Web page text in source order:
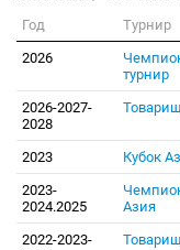
Год Турнир
2026
турнир
2026-2027-
2028
2023 Кубок
2023-
2024.2025
Азия
2022-2023-